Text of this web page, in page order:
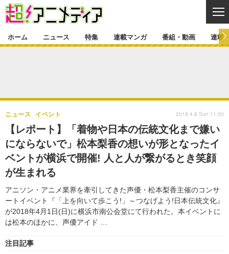
ゲーム・アプリ マンガ
グッズ イベント
声優 コスプレ
特集一覧 カバー
ラキりす
連載マンガ
連載マンガ一覧 連載一覧
番組・動画
番組・動画一覧 ラジオ
動画
連載・ブログ
連載・ブログ一覧 コラム
編集部ブログ・お知らせ
ホーム ニュース 特集 連載マンガ 番組・動画 連載
【レポート】「着物や日本の伝統文化まで嫌い
にならないで」松本梨香の想いが形となったイ
ベントが横浜で開催! 人と人が繋がるとき笑顔
が生まれる
アニソン・アニメ業界を牽引してきた声優・松本梨香主催のコンサ
ートイベント『「上を向いて歩こう!」～つなげよう!日本伝統文化』
が2018年4月1日(日)に横浜市南公会堂にて行われた。本イベントに
は松本のほかに、声優アイド …
ニュース イベント
注目記事
2018.4.8 Sun 11:30